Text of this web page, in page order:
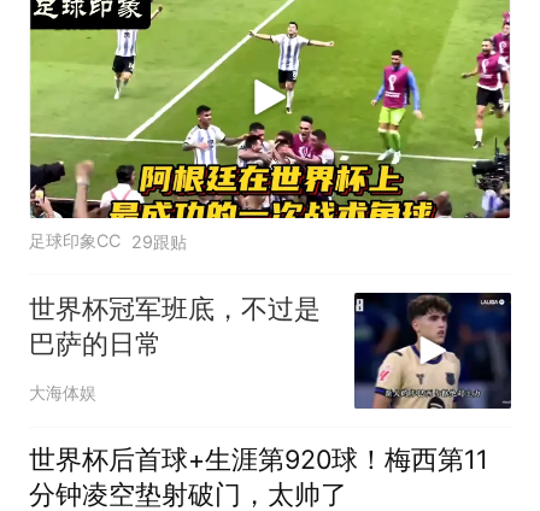
足球印象CC 29跟贴
世界杯冠军班底，不过是
巴萨的日常
大海体娱
世界杯后首球+生涯第920球！梅西第11
分钟凌空垫射破门，太帅了